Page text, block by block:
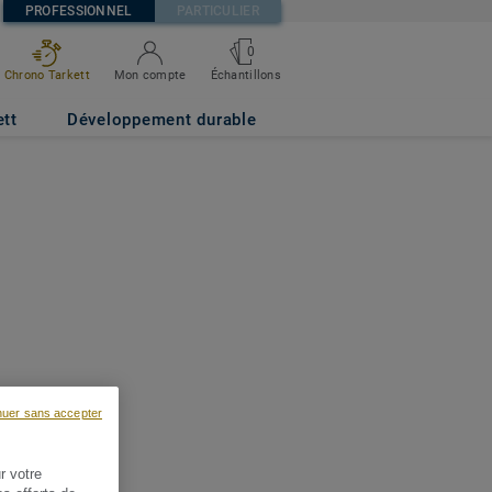
PROFESSIONNEL PARTICULIER
Chrono Tarkett Mon compte
0
Échantillons
Développement durable
votre
sans accepter